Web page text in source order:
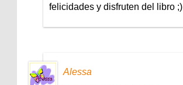
felicidades y disfruten del libro ;)
Alessa